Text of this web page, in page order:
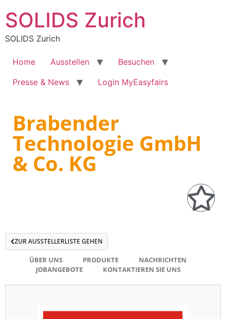
SOLIDS Zurich
SOLIDS Zurich
Home Ausstellen
Besuchen
Presse & News
Login MyEasyfairs
Brabender
Technologie GmbH
& Co. KG
ZUR AUSSTELLERLISTE GEHEN
ÜBER UNS PRODUKTE
NACHRICHTEN
JOBANGEBOTE
KONTAKTIEREN SIE UNS